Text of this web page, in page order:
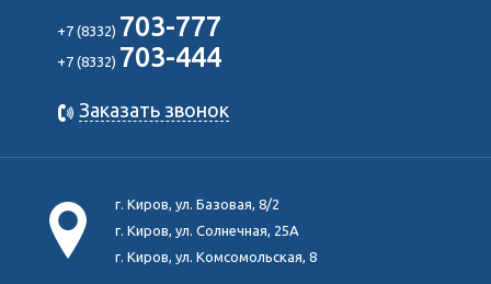
+7 (8332) 703-777
+7 (8332) 703-444
Заказать звонок
г. Киров, ул. Базовая, 8/2
г. Киров, ул. Солнечная, 25А
г. Киров, ул. Комсомольская, 8